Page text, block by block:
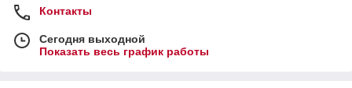
Контакты
Сегодня выходной
Показать весь график работы